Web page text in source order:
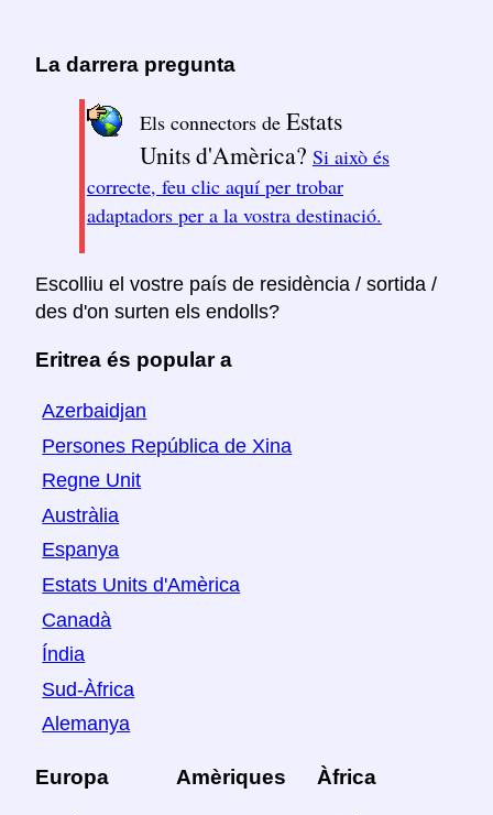
La darrera pregunta
Els connectors de Estats
Units d'Amèrica? Si això és
correcte, feu clic aquí per trobar
adaptadors per a la vostra destinació.
Escolliu el vostre país de residència / sortida /
des d'on surten els endolls?
Eritrea és popular a
Azerbaidjan
Persones República de Xina
Regne Unit
Austràlia
Espanya
Estats Units d'Amèrica
Canadà
Índia
Sud-Àfrica
Alemanya
Europa Amèriques Àfrica